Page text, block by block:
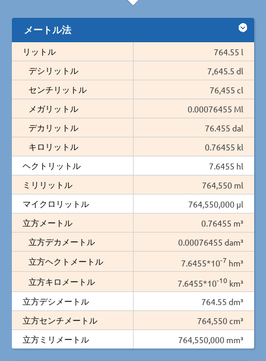
メートル法
リットル
764.55 l
デシリットル
7,645.5 dl
センチリットル
76,455 cl
メガリットル
0.00076455 Ml
デカリットル
76.455 dal
キロリットル
0.76455 kl
ヘクトリットル
7.6455 hl
ミリリットル
764,550 ml
マイクロリットル
764,550,000 µl
立方メートル
0.76455 m³
立方デカメートル
0.00076455 dam³
立方ヘクトメートル
7.6455*10-7 hm³
立方キロメートル
7.6455*10-10 km³
立方デシメートル
764.55 dm³
立方センチメートル
764,550 cm³
立方ミリメートル
764,550,000 mm³